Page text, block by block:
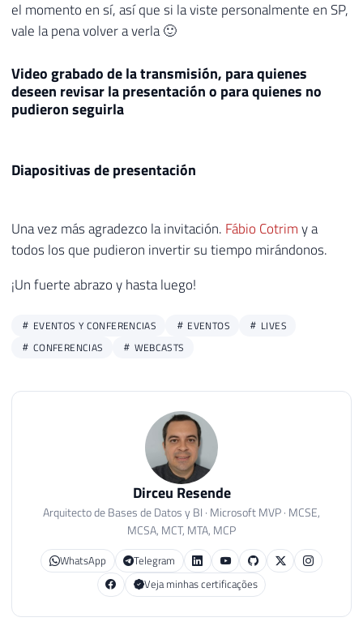
el momento en sí, así que si la viste personalmente en SP,
vale la pena volver a verla 🙂
Video grabado de la transmisión, para quienes
deseen revisar la presentación o para quienes no
pudieron seguirla
Diapositivas de presentación
Una vez más agradezco la invitación. Fábio Cotrimy a
todos los que pudieron invertir su tiempo mirándonos.
¡Un fuerte abrazo y hasta luego!
EVENTOS Y CONFERENCIAS EVENTOS
LIVES
CONFERENCIAS
WEBCASTS
Dirceu Resende
Arquitecto de Bases de Datos y BI · Microsoft MVP · MCSE,
MCSA, MCT, MTA, MCP
WhatsApp
Telegram
Veja minhas certificações